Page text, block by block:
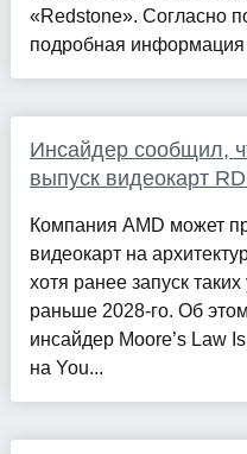
«Redstone». Согласно
подробная информация
Инсайдер сообщил,
выпуск видеокарт
Компания AMD может
видеокарт на
хотя ранее запуск
раньше 2028-го. Об
инсайдер Moore’s Law
на You...